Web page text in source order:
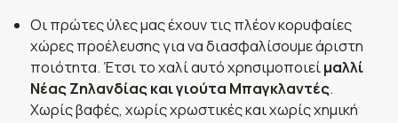
Οι πρώτες ύλες μας έχουν τις πλέον κορυφαίες
χώρες προέλευσης για να διασφαλίσουμε άριστη
ποιότητα. Έτσι το χαλί αυτό χρησιμοποιείμαλλί
Νέας Ζηλανδίας και γιούτα Μπαγκλαντές.
Χωρίς βαφές, χωρίς χρωστικές και χωρίς χημική